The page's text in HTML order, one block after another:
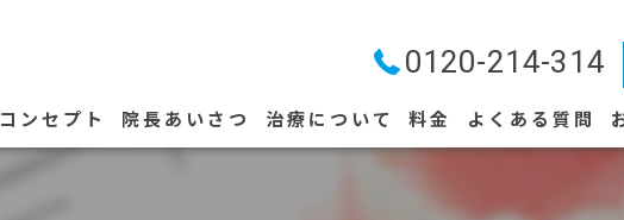
0120-214-314
コンセプト 院長あいさつ 治療について 料金 よくある質問